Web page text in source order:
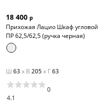
18 400 р
Прихожая Лацио Шкаф угловой
ПР 62,5/62,5 (ручка черная)
Ш 63x В 205x Г63
4.1
0